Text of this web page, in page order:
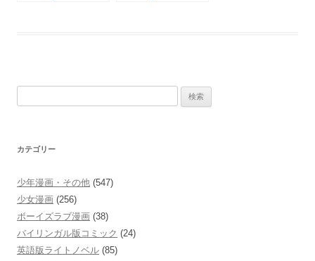
カテゴリー
少年漫画・その他 (547)
少女漫画 (256)
ボーイズラブ漫画 (38)
バイリンガル版コミック (24)
英語版ライトノベル (85)